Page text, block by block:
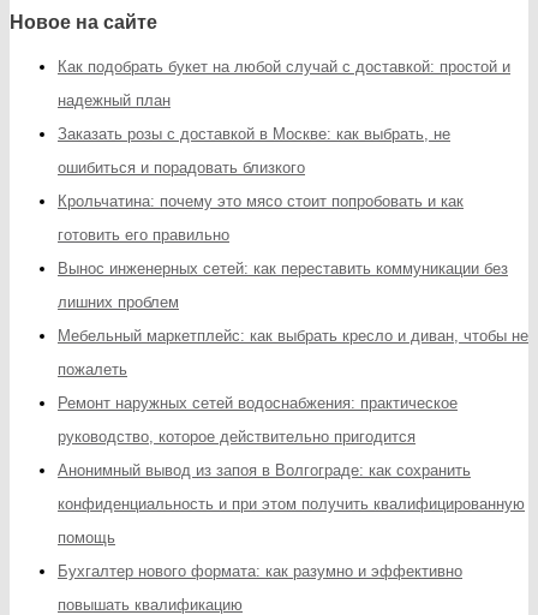
Новое на сайте
Как подобрать букет на любой случай с доставкой: простой и
надежный план
Заказать розы с доставкой в Москве: как выбрать, не
ошибиться и порадовать близкого
Крольчатина: почему это мясо стоит попробовать и как
готовить его правильно
Вынос инженерных сетей: как переставить коммуникации без
лишних проблем
Мебельный маркетплейс: как выбрать кресло и диван, чтобы не
пожалеть
Ремонт наружных сетей водоснабжения: практическое
руководство, которое действительно пригодится
Анонимный вывод из запоя в Волгограде: как сохранить
конфиденциальность и при этом получить квалифицированную
помощь
Бухгалтер нового формата: как разумно и эффективно
повышать квалификацию